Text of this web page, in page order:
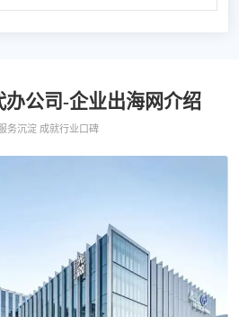
办公司-企业出海网介绍
务沉淀 成就行业口碑